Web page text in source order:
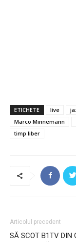
ETICHETE live
Marco Minnemann
timp liber
Articolul precedent
SĂ SCOT B1TV DIN